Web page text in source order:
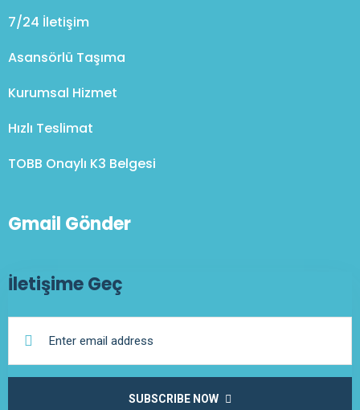
7/24 İletişim
Asansörlü Taşıma
Kurumsal Hizmet
Hızlı Teslimat
TOBB Onaylı K3 Belgesi
Gmail Gönder
İletişime Geç
SUBSCRIBE NOW